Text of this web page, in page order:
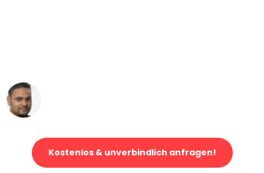
Kostenlos & unverbindlich anfragen!